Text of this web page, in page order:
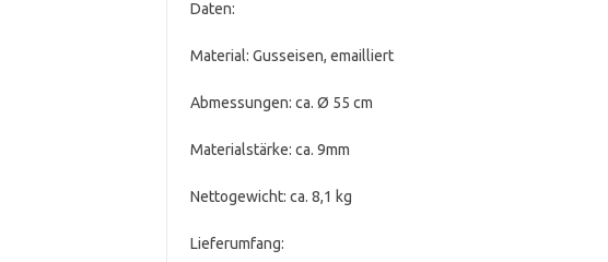
Daten:
Material: Gusseisen, emailliert
Abmessungen: ca. Ø 55 cm
Materialstärke: ca. 9mm
Nettogewicht: ca. 8,1 kg
Lieferumfang: